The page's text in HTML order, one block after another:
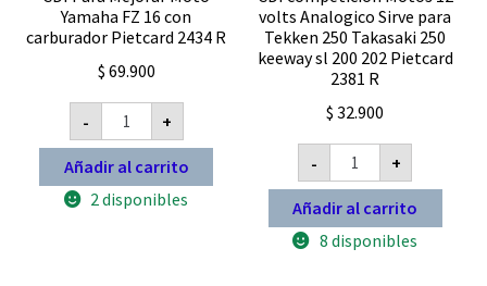
Yamaha FZ 16 con
carburador Pietcard 2434 R
$ 69.900
-
CDI
Para
Mejorar
Moto
Yamaha
FZ
+
Añadir al carrito
2 disponibles
volts Analogico Sirve para
Tekken 250 Takasaki 250
keeway sl 200 202 Pietcard
2381 R
$ 32.900
-
CDI
competición
Motos
12
volts
Analogico
Sirve
+
Añadir al carrito
8 disponibles